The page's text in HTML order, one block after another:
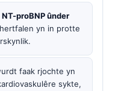
NT-proBNP ûnder
yn in protte
faak rjochte yn
sykte,